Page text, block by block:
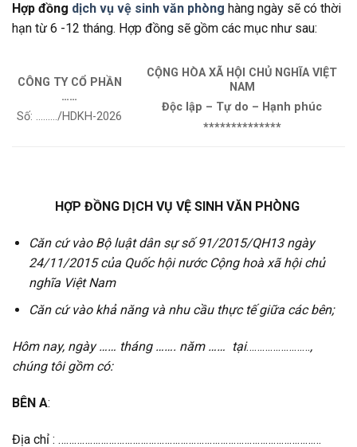
Hợp đồng dịch vụ vệ sinh văn phòng hàng ngày sẽ có thời
hạn từ 6 -12 tháng. Hợp đồng sẽ gồm các mục như sau:
CÔNG TY CỔ PHẦN
……
Số: ………/HDKH-2026
CỘNG HÒA XÃ HỘI CHỦ NGHĨA VIỆT
NAM
Độc lập – Tự do – Hạnh phúc
**************
HỢP ĐỒNG DỊCH VỤ VỆ SINH VĂN PHÒNG
Căn cứ vào Bộ luật dân sự số 91/2015/QH13 ngày
24/11/2015 của Quốc hội nước Cộng hoà xã hội chủ
nghĩa Việt Nam
Căn cứ vào khả năng và nhu cầu thực tế giữa các bên;
Hôm nay, ngày …… tháng ……. năm …… tại……………………,
chúng tôi gồm có:
BÊN A:
Địa chỉ : ………………………………………………………………………………………